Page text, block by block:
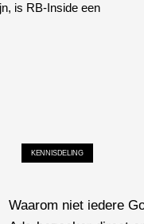
is RB-Inside een
KENNISDELING
Waarom niet iedere